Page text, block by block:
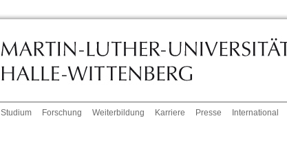
Studium Forschung Weiterbildung Karriere Presse International